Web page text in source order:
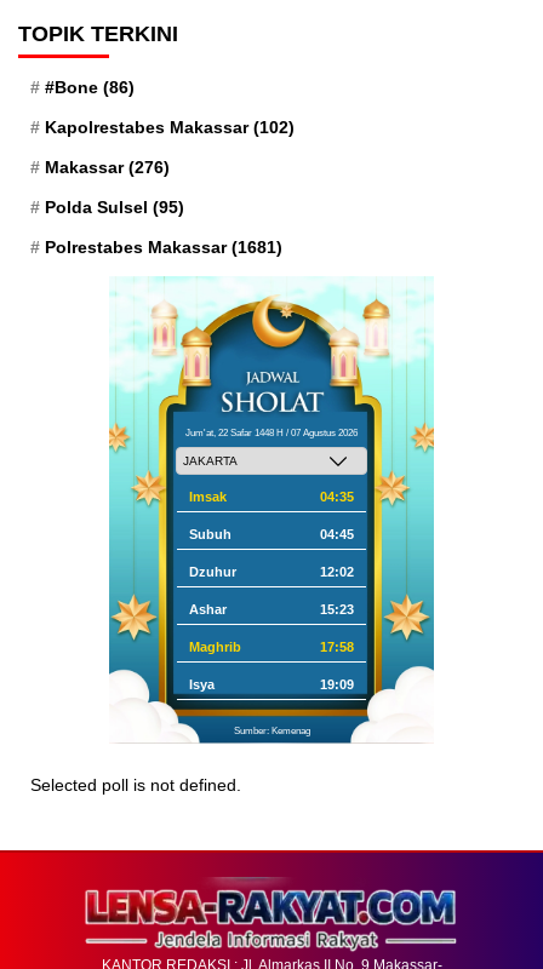
TOPIK TERKINI
#Bone (86)
Kapolrestabes Makassar(102)
Makassar(276)
Polda Sulsel (95)
Polrestabes Makassar(1681)
Jum'at, 22 Safar 1448 H / 07 Agustus 2026
Imsak 04:35
Subuh 04:45
Dzuhur 12:02
Ashar 15:23
Maghrib 17:58
Isya 19:09
Sumber: Kemenag
Selected poll is not defined.
KANTOR REDAKSI : Jl. Almarkas II No. 9 Makassar-